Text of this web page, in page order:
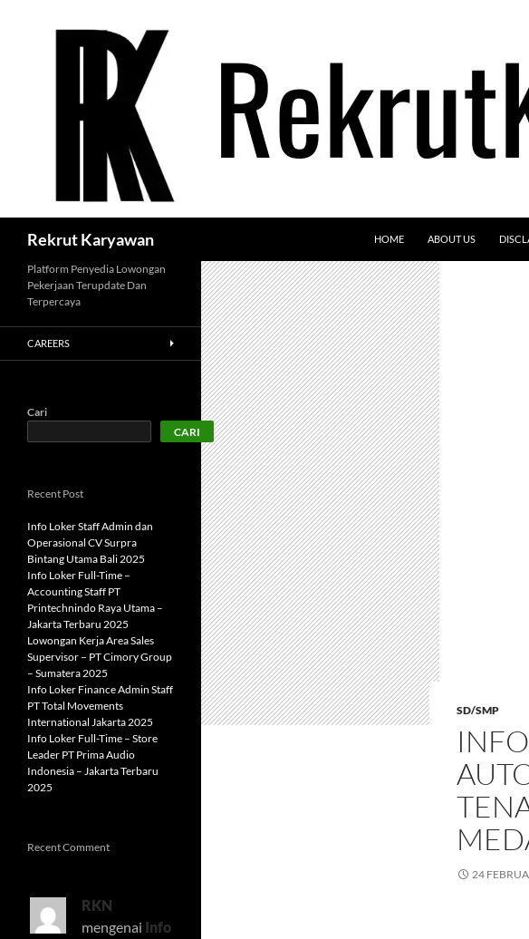
Rekrut Karyawan HOME ABOUT US
SD/SMP
24
Platform Penyedia Lowongan
Pekerjaan Terupdate Dan
Terpercaya
CAREERS
Cari
CARI
Recent Post
Info Loker Staff Admin dan
Operasional CV Surpra
Bintang Utama Bali 2025
Info Loker Full-Time –
Accounting Staff PT
Printechnindo Raya Utama –
Jakarta Terbaru 2025
Lowongan Kerja Area Sales
Supervisor – PT Cimory Group
– Sumatera 2025
Info Loker Finance Admin Staff
PT Total Movements
International Jakarta 2025
Info Loker Full-Time – Store
Leader PT Prima Audio
Indonesia – Jakarta Terbaru
2025
Recent Comment
RKN
mengenai Info